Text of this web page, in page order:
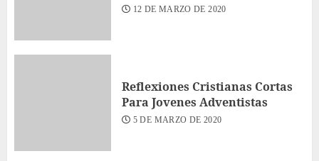
12 DE MARZO DE 2020
Reflexiones Cristianas Cortas
Para Jovenes Adventistas
5 DE MARZO DE 2020